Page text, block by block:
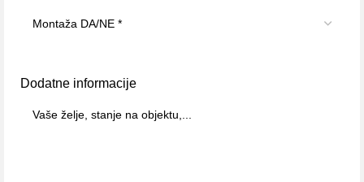
Dodatne informacije